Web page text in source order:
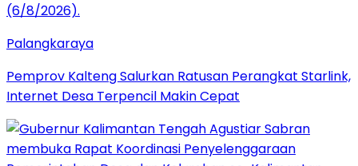
Palangkaraya
Pemprov Kalteng Salurkan Ratusan Perangkat Starlink,
Internet Desa Terpencil Makin Cepat